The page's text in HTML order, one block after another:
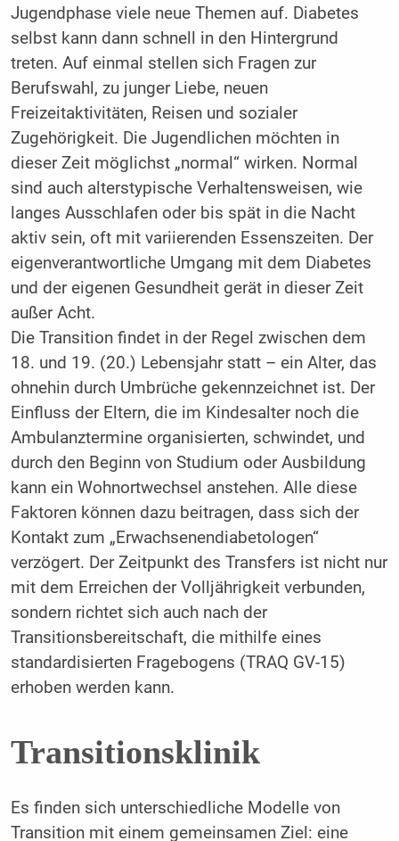
Jugendphase viele neue Themen auf. Diabetes
selbst kann dann schnell in den Hintergrund
treten. Auf einmal stellen sich Fragen zur
Berufswahl, zu junger Liebe, neuen
Freizeitaktivitäten, Reisen und sozialer
Zugehörigkeit. Die Jugendlichen möchten in
dieser Zeit möglichst „normal“ wirken. Normal
sind auch alterstypische Verhaltensweisen, wie
langes Ausschlafen oder bis spät in die Nacht
aktiv sein, oft mit variierenden Essenszeiten. Der
eigenverantwortliche Umgang mit dem Diabetes
und der eigenen Gesundheit gerät in dieser Zeit
außer Acht.
Die Transition findet in der Regel zwischen dem
18. und 19. (20.) Lebensjahr statt – ein Alter, das
ohnehin durch Umbrüche gekennzeichnet ist. Der
Einfluss der Eltern, die im Kindesalter noch die
Ambulanztermine organisierten, schwindet, und
durch den Beginn von Studium oder Ausbildung
kann ein Wohnortwechsel anstehen. Alle diese
Faktoren können dazu beitragen, dass sich der
Kontakt zum „Erwachsenendiabetologen“
verzögert. Der Zeitpunkt des Transfers ist nicht nur
mit dem Erreichen der Volljährigkeit verbunden,
sondern richtet sich auch nach der
Transitionsbereitschaft, die mithilfe eines
standardisierten Fragebogens (TRAQ GV-15)
erhoben werden kann.
Transitionsklinik
Es finden sich unterschiedliche Modelle von
Transition mit einem gemeinsamen Ziel: eine